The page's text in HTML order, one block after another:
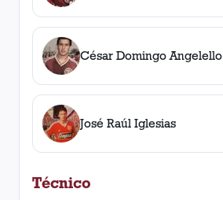
César Domingo Angelello
José Raúl Iglesias
Técnico